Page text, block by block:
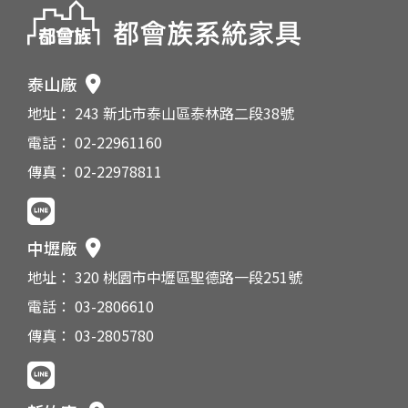
泰山廠
地址： 243 新北市泰山區泰林路二段38號
電話： 02-22961160
傳真： 02-22978811
中壢廠
地址： 320 桃園市中壢區聖德路一段251號
電話： 03-2806610
傳真： 03-2805780